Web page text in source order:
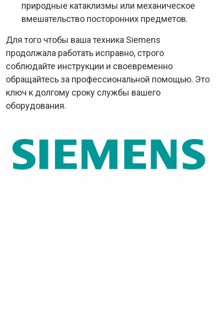
природные катаклизмы или механическое
вмешательство посторонних предметов.
Для того чтобы ваша техника Siemens
продолжала работать исправно, строго
соблюдайте инструкции и своевременно
обращайтесь за профессиональной помощью. Это
ключ к долгому сроку службы вашего
оборудования.